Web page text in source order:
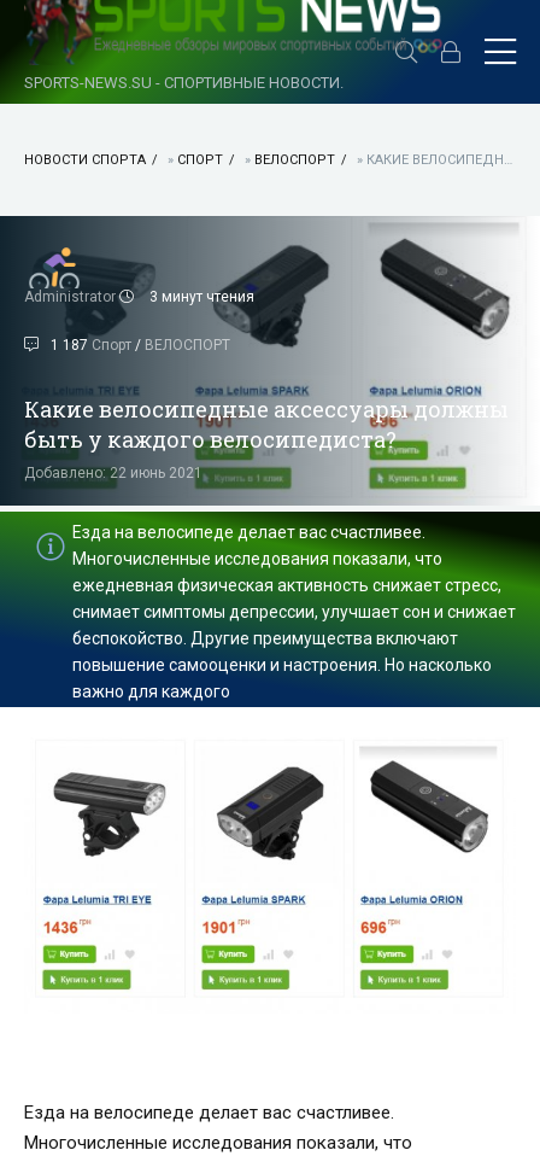
SPORTS-NEWS.SU - СПОРТИВНЫЕ НОВОСТИ.
НОВОСТИ СПОРТА » СПОРТ » ВЕЛОСПОРТ » КАКИЕ ВЕЛОСИПЕДНЫЕ АКСЕССУАРЫ ДОЛЖНЫ БЫТЬ У КАЖДОГО ВЕЛОСИПЕДИСТА?
Administrator 3 минут чтения
1 187 Спорт / ВЕЛОСПОРТ
Какие велосипедные аксессуары должны
быть у каждого велосипедиста?
Добавлено: 22 июнь 2021
Езда на велосипеде делает вас счастливее.
Многочисленные исследования показали, что
ежедневная физическая активность снижает стресс,
снимает симптомы депрессии, улучшает сон и снижает
беспокойство. Другие преимущества включают
повышение самооценки и настроения. Но насколько
важно для каждого
Езда на велосипеде делает вас счастливее.
Многочисленные исследования показали, что